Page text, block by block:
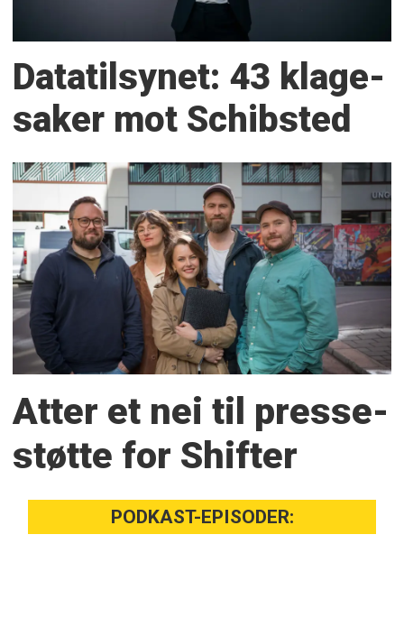
Datatilsynet: 43 klage­
saker mot Schibsted
Atter et nei til presse­
støtte for Shifter
PODKAST-EPISODER: